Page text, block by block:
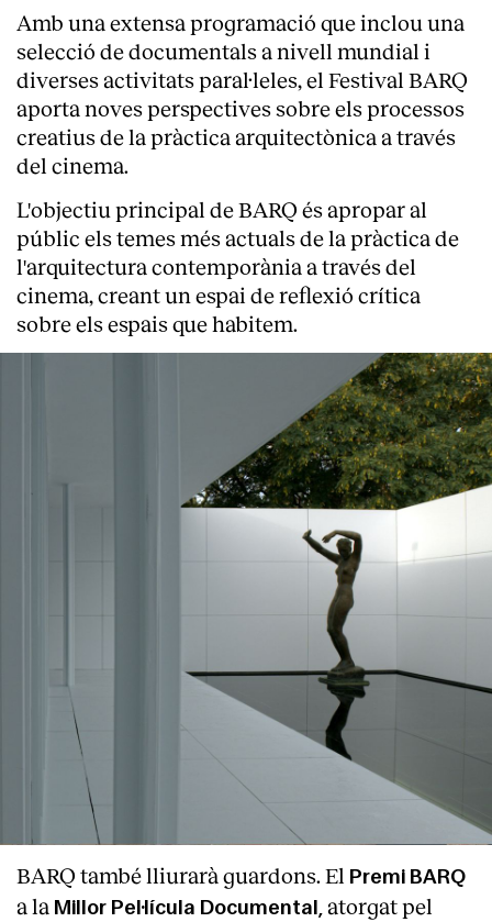
Amb una extensa programació que inclou una
selecció de documentals a nivell mundial i
diverses activitats paral·leles, el Festival BARQ
aporta noves perspectives sobre els processos
creatius de la pràctica arquitectònica a través
del cinema.
L'objectiu principal de BARQ és apropar al
públic els temes més actuals de la pràctica de
l'arquitectura contemporània a través del
cinema, creant un espai de reflexió crítica
sobre els espais que habitem.
BARQ també lliurarà guardons. El Premi BARQ
a la Millor Pel·lícula Documental, atorgat pel